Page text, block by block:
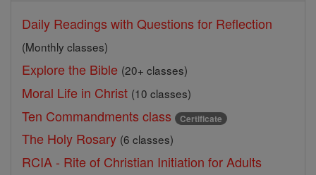
Daily Readings with Questions for Reflection
(Monthly classes)
Explore the Bible (20+ classes)
Moral Life in Christ (10 classes)
Ten Commandments class Certificate
The Holy Rosary (6 classes)
RCIA - Rite of Christian Initiation for Adults